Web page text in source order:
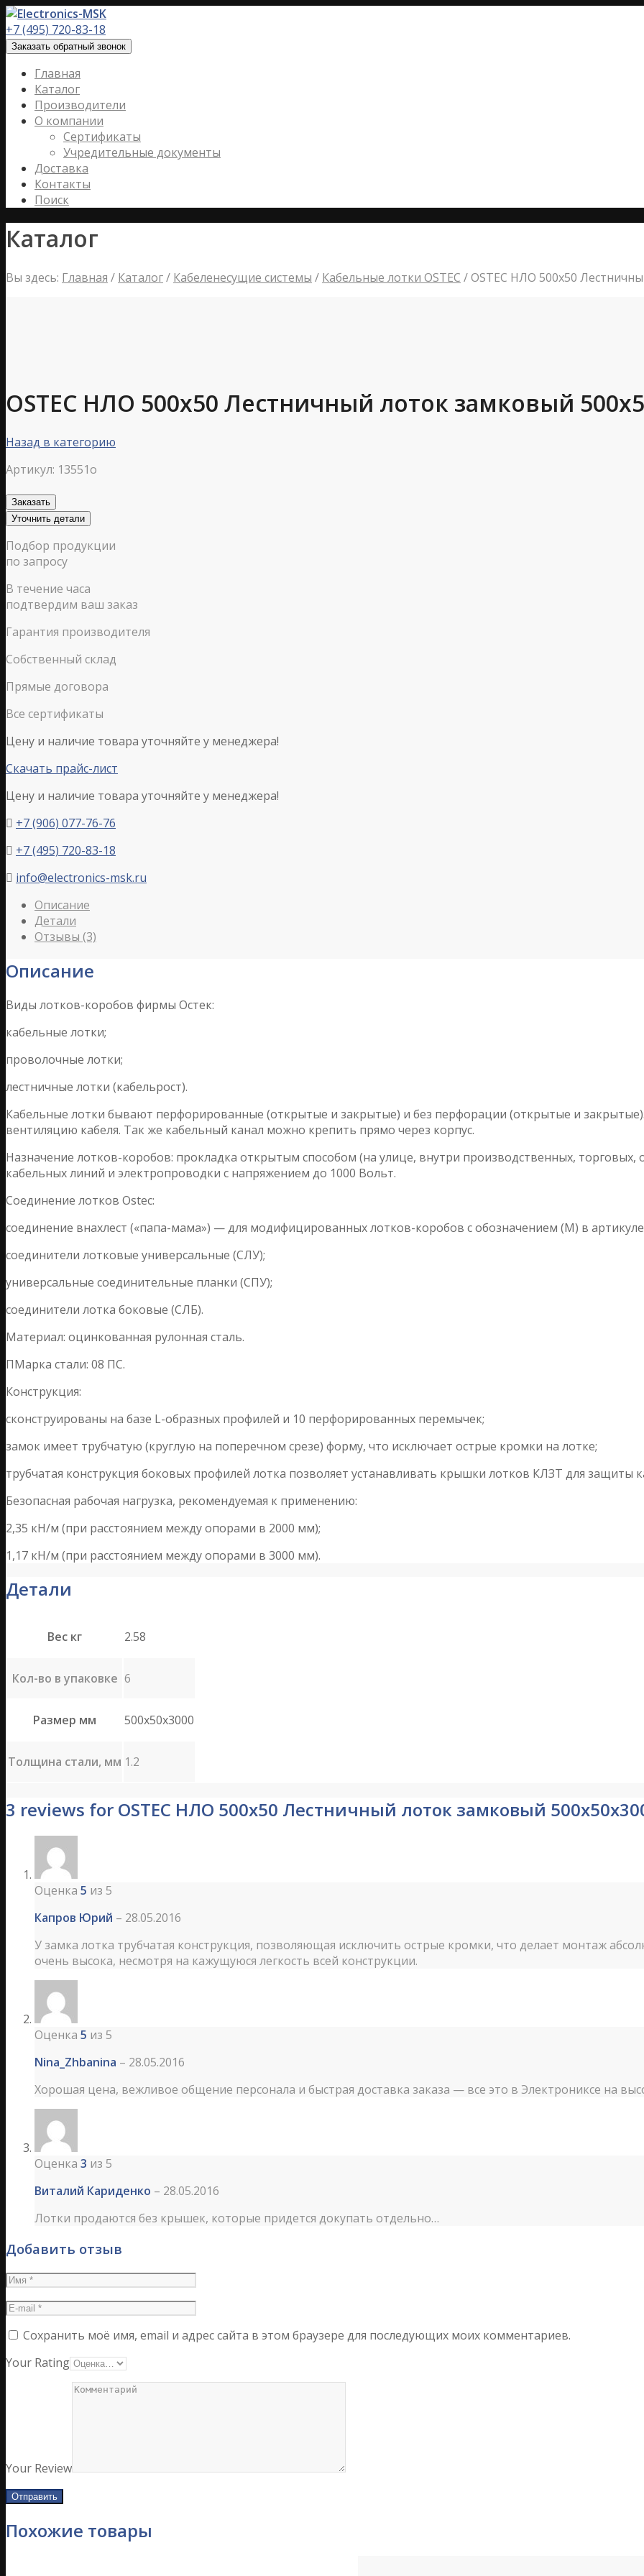
+7 (495) 720-83-18
Заказать обратный звонок
Главная
Каталог
Производители
О компании
Сертификаты
Учредительные документы
Доставка
Контакты
Поиск
Каталог
Вы здесь: Главная / Каталог/ Кабеленесущие системы / Кабельные лотки OSTEC /OSTEC НЛО 500х50
OSTEC НЛО 500х50 Лестничный лоток замковый
Назад в категорию
Артикул: 13551o
Заказать
Уточнить детали
Подбор продукции
по запросу
В течение часа
подтвердим ваш заказ
Гарантия производителя
Собственный склад
Прямые договора
Все сертификаты
Цену и наличие товара уточняйте у менеджера!
Скачать прайс-лист
Цену и наличие товара уточняйте у менеджера!
 +7 (906) 077-76-76
 +7 (495) 720-83-18
 info@electronics-msk.ru
Описание
Детали
Отзывы (3)
Описание
Виды лотков-коробов фирмы Остек:
кабельные лотки;
проволочные лотки;
лестничные лотки (кабельрост).
Кабельные лотки бывают перфорированные (открытые и закрытые) и без перфорации (открытые и
вентиляцию кабеля. Так же кабельный канал можно крепить прямо через корпус.
Назначение лотков-коробов: прокладка открытым способом (на улице, внутри производственных,
кабельных линий и электропроводки с напряжением до 1000 Вольт.
Соединение лотков Ostec:
соединение внахлест («папа-мама») — для модифицированных лотков-коробов с обозначением (М) в
соединители лотковые универсальные (СЛУ);
универсальные соединительные планки (СПУ);
соединители лотка боковые (СЛБ).
Материал: оцинкованная рулонная сталь.
ПМарка стали: 08 ПС.
Конструкция:
сконструированы на базе L-образных профилей и 10 перфорированных перемычек;
замок имеет трубчатую (круглую на поперечном срезе) форму, что исключает острые кромки на лотке;
трубчатая конструкция боковых профилей лотка позволяет устанавливать крышки лотков КЛЗТ для защиты
Безопасная рабочая нагрузка, рекомендуемая к применению:
2,35 кН/м (при расстоянием между опорами в 2000 мм);
1,17 кН/м (при расстоянием между опорами в 3000 мм).
Детали
Вес кг 2.58
Кол-во в упаковке 6
Размер мм 500х50х3000
Толщина стали, мм 1.2
3 reviews for OSTEC НЛО 500х50 Лестничный лоток замковый
Оценка 5 из 5
Капров Юрий – 28.05.2016
У замка лотка трубчатая конструкция, позволяющая исключить острые кромки, что делает монтаж
очень высока, несмотря на кажущуюся легкость всей конструкции.
Оценка 5 из 5
Nina_Zhbanina – 28.05.2016
Хорошая цена, вежливое общение персонала и быстрая доставка заказа — все это в Электрониксе на
Оценка 3 из 5
Виталий Кариденко – 28.05.2016
Лотки продаются без крышек, которые придется докупать отдельно…
Добавить отзыв
Сохранить моё имя, email и адрес сайта в этом браузере для последующих моих комментариев.
Your Rating
Your Review
Похожие товары